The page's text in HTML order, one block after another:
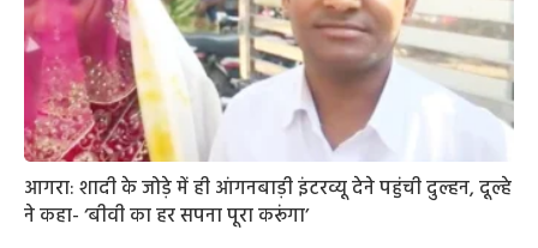
आगरा: शादी के जोड़े में ही आंगनबाड़ी इंटरव्यू देने पहुंची दुल्हन, दूल्हे
ने कहा- ‘बीवी का हर सपना पूरा करूंगा’